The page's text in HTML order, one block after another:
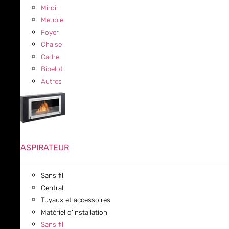
Miroir
Meuble
Foyer
Chaise
Cadre
Bibelot
Autres
ASPIRATEUR
Sans fil
Central
Tuyaux et accessoires
Matériel d’installation
Sans fil